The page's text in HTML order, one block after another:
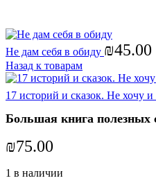
Не дам себя в обиду ₪45.00
Назад к товарам
17 историй и сказок. Не хочу и
Большая книга полезных
₪75.00
1 в наличии